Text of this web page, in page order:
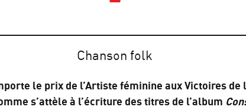
Chanson folk
le prix de l’Artiste féminine aux Victoires de
s’attèle à l’écriture des titres de l’album